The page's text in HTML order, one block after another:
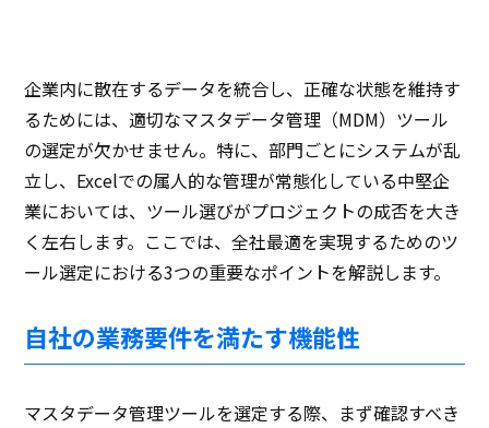
企業内に散在するデータを統合し、正確な状態を維持す
るためには、適切なマスタデータ管理（MDM）ツール
の選定が欠かせません。特に、部門ごとにシステムが乱
立し、Excelでの属人的な管理が常態化している中堅企
業においては、ツール選びがプロジェクトの成否を大き
く左右します。ここでは、全社最適を実現するためのツ
ール選定における3つの重要なポイントを解説します。
自社の業務要件を満たす機能性
マスタデータ管理ツールを選定する際、まず確認すべき